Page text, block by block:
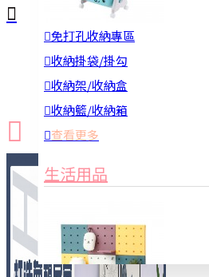
免打孔收納專區
收納掛袋/掛勾
收納架/收納盒
收納籃/收納箱
查看更多
生活用品
新品上市